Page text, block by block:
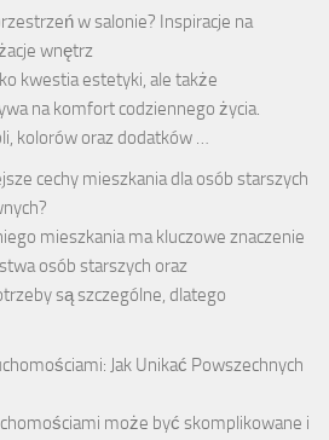
w salonie? Inspiracje na
wnętrz
kwestia estetyki, ale także
na komfort codziennego życia.
kolorów oraz dodatków …
cechy mieszkania dla osób starszych
mieszkania ma kluczowe znaczenie
osób starszych oraz
są szczególne, dlatego
Jak Unikać Powszechnych
może być skomplikowane i